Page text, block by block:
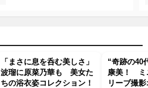
「まさに息を呑む美しさ」
波瑠に原菜乃華も 美女た
ちの浴衣姿コレクション！
“奇跡の40
康美！ ミ
リーブ撮